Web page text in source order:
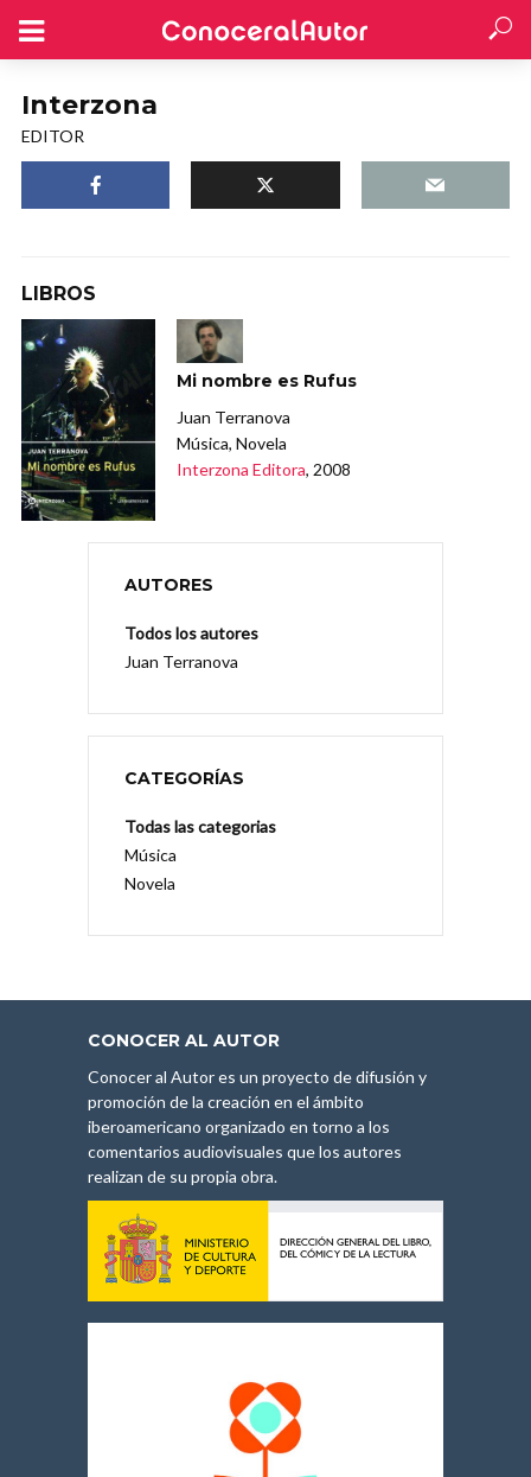
Interzona
EDITOR
LIBROS
Mi nombre es Rufus
Juan Terranova
Música, Novela
Interzona Editora, 2008
AUTORES
Todos los autores
Juan Terranova
CATEGORÍAS
Todas las categorias
Música
Novela
CONOCER AL AUTOR
Conocer al Autor es un proyecto de difusión y
promoción de la creación en el ámbito
iberoamericano organizado en torno a los
comentarios audiovisuales que los autores
realizan de su propia obra.